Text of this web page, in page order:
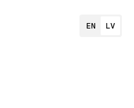
EN LV